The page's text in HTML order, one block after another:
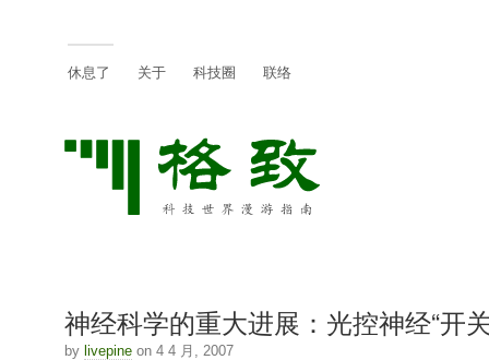
休息了 关于 科技圈 联络
神经科学的重大进展：光控神经“开
by livepineon 4 4 月, 2007